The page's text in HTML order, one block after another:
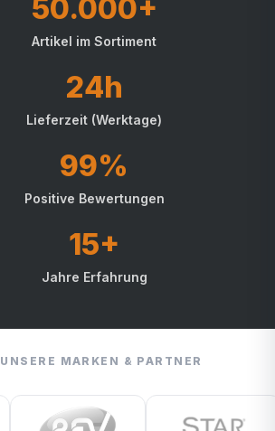
50.000+
Artikel im Sortiment
24h
Lieferzeit (Werktage)
99%
Positive Bewertungen
15+
Jahre Erfahrung
UNSERE MARKEN & PARTNER